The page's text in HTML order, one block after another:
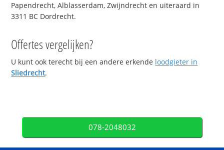
Papendrecht, Alblasserdam, Zwijndrecht en uiteraard in
3311 BC Dordrecht.
Offertes vergelijken?
U kunt ook terecht bij een andere erkende loodgieter in
Sliedrecht.
078-2048032